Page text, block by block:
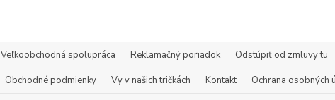
Veľkoobchodná spolupráca Reklamačný poriadok
Odstúpiť od zmluvy tu
Obchodné podmienky Vy v našich tričkách Kontakt Ochrana osobných